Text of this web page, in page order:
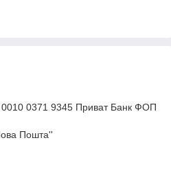
0010 0371 9345 Приват Банк ФОП
Пошта''